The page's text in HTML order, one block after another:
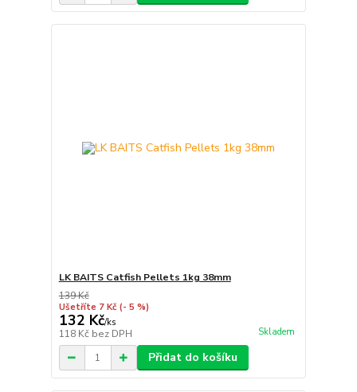
LK BAITS Catfish Pellets 1kg 38mm
139 Kč
Ušetříte 7 Kč (- 5 %)
132 Kč/ks
118 Kč bez DPH Skladem
Přidat do košíku